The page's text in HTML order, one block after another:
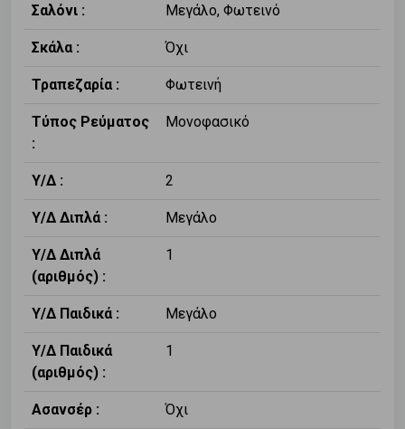
Σαλόνι : Μεγάλο, Φωτεινό
Σκάλα : Όχι
Τραπεζαρία : Φωτεινή
Τύπος Ρεύματος
:
Μονοφασικό
Υ/Δ : 2
Υ/Δ Διπλά : Μεγάλο
Υ/Δ Διπλά
(αριθμός) :
1
Υ/Δ Παιδικά : Μεγάλο
Υ/Δ Παιδικά
(αριθμός) :
1
Ασανσέρ : Όχι